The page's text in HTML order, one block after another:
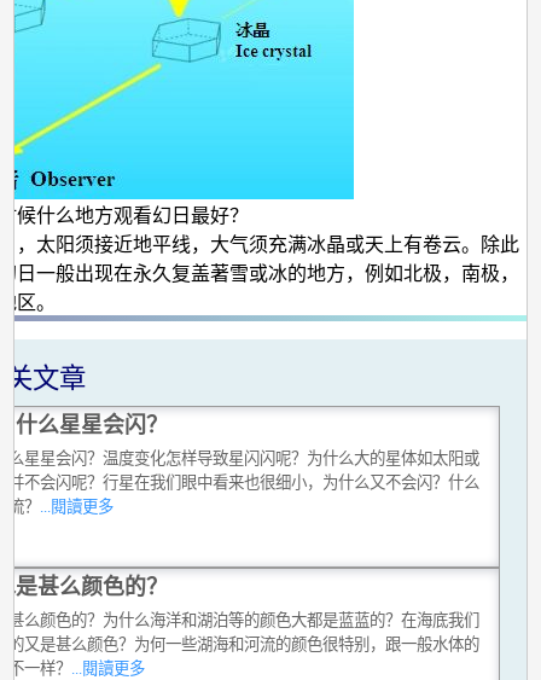
候什么地方观看幻日最好？
，太阳须接近地平线，大气须充满冰晶或天上有卷云。除此
日一般出现在永久复盖著雪或冰的地方，例如北极，南极，
区。
关文章
什么星星会闪？
么星星会闪？温度变化怎样导致星闪闪呢？为什么大的星体如太阳或
并不会闪呢？行星在我们眼中看来也很细小，为什么又不会闪？什么
流？ ...閱讀更多
是甚么颜色的？
甚么颜色的？为什么海洋和湖泊等的颜色大都是蓝蓝的？在海底我们
的又是甚么颜色？为何一些湖海和河流的颜色很特别，跟一般水体的
不一样？ ...閱讀更多